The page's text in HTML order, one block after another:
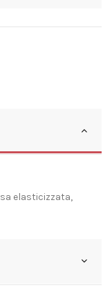
elasticizzata,